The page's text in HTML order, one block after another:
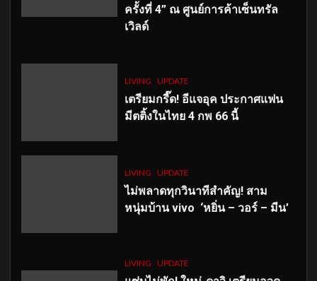
ครั้งที่ 4” ณ ศูนย์การค้าเซ็นทรัล
เวิลด์
LIVING UPDATE
เตรียมกรี๊ด! อีแจอุค ประกาศแฟน
มีตติ้งในไทย 4 กพ 66 นี้
LIVING UPDATE
ไม่พลาดทุกวินาทีสำคัญ! สาม
หนุ่มบ้าน vivo ‘หยิ่น – วอร์ – มีน’
LIVING UPDATE